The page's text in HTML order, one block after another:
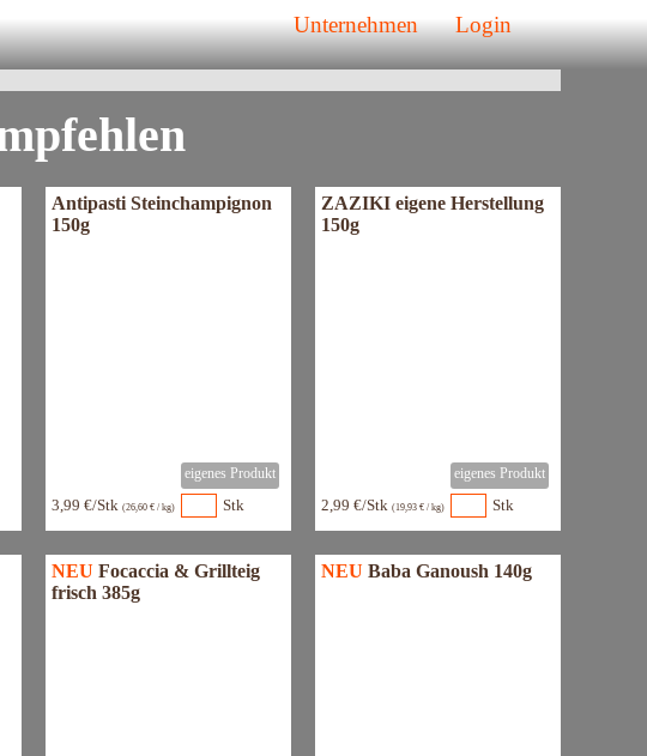
Unternehmen Login
Antipasti Steinchampignon
150g
3,99 €/Stk (26,60 € / kg) Stk
ZAZIKI eigene Herstellung
150g
2,99 €/Stk (19,93 € / kg) Stk
NEU Focaccia & Grillteig
frisch 385g
NEU Baba Ganoush 140g